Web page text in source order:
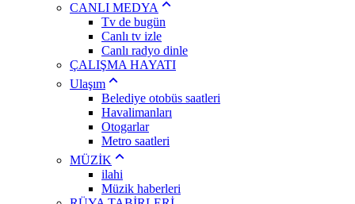
CANLI MEDYA
Tv de bugün
Canlı tv izle
Canlı radyo dinle
ÇALIŞMA HAYATI
Ulaşım
Belediye otobüs saatleri
Havalimanları
Otogarlar
Metro saatleri
MÜZİK
ilahi
Müzik haberleri